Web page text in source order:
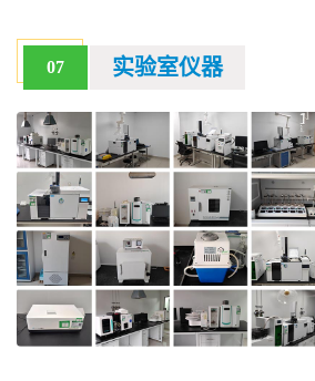
07 实验室仪器